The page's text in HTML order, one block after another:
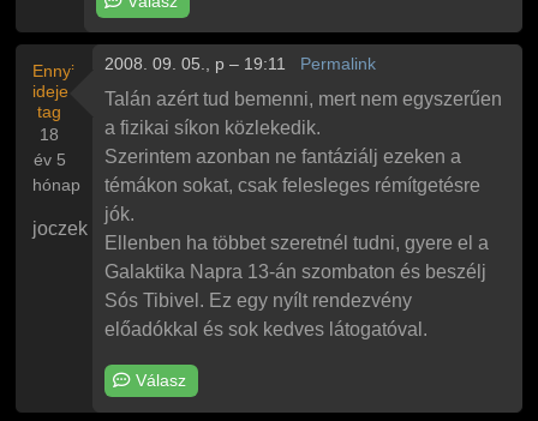
Ennyi
ideje
tag
18
év 5
hónap
joczek
2008. 09. 05., p – 19:11 Permalink
Talán azért tud bemenni, mert nem egyszerűen
a fizikai síkon közlekedik.
Szerintem azonban ne fantáziálj ezeken a
témákon sokat, csak felesleges rémítgetésre
jók.
Ellenben ha többet szeretnél tudni, gyere el a
Galaktika Napra 13-án szombaton és beszélj
Sós Tibivel. Ez egy nyílt rendezvény
előadókkal és sok kedves látogatóval.
Válasz